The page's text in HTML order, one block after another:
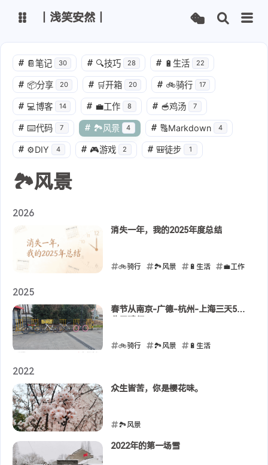
博客 文章管理
主路线 Vercel线路
Netlify线路 Github线路
ChatGPT 智谱清言
通义千问
丨浅笑安然丨
# 📔笔记 30 # 🔍技巧 28 # 🔋生活 22
# 📦分享 20 # 🛒开箱 20 # 🚲骑行 17
# 💻博客 14 # 💼工作 8 # 🥣鸡汤 7
# ⌨️代码 7 # 🏞️风景 4 # 🔠Markdown 4
# ⚙️DIY 4 # 🎮游戏 2 # 🎒徒步 1
🏞️风景
2026
消失一年，我的2025年度总结
🚲骑行 🏞️风景 🔋生活 💼工作
2026-01-24
2025
春节从南京-广德-杭州-上海三天500
🚲骑行 🏞️风景 🔋生活
2022
众生皆苦，你是樱花味。
🏞️风景
2022-03-25
2022年的第一场雪